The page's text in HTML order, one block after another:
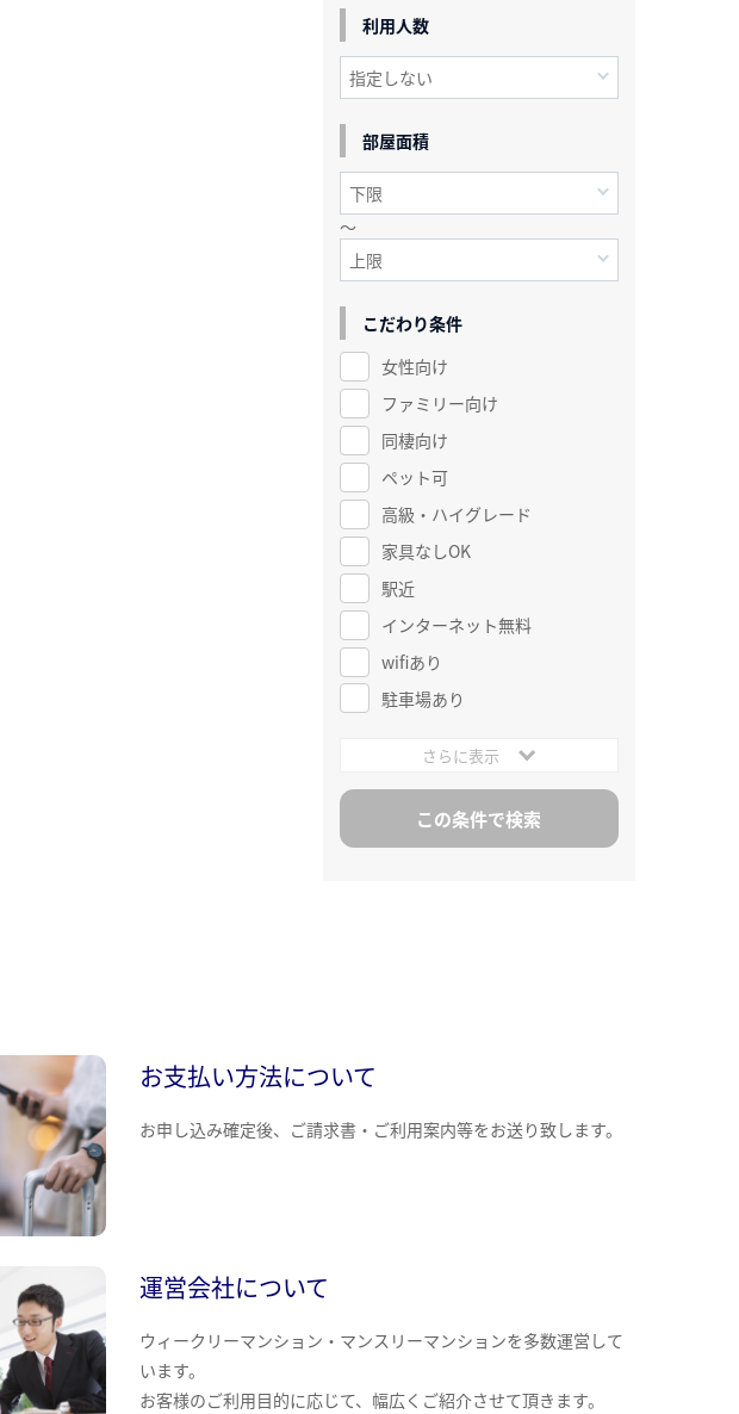
利用人数
部屋面積
～
こだわり条件
女性向け
ファミリー向け
同棲向け
ペット可
高級・ハイグレード
家具なしOK
駅近
インターネット無料
wifiあり
駐車場あり
さらに表示
お支払い方法について
お申し込み確定後、ご請求書・ご利用案内等をお送り致します。
運営会社について
ウィークリーマンション・マンスリーマンションを多数運営して
います。
お客様のご利用目的に応じて、幅広くご紹介させて頂きます。